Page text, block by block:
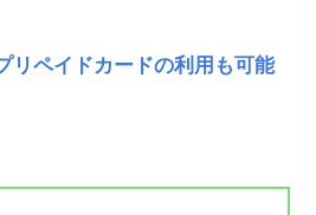
リペイドカードの利用も可能